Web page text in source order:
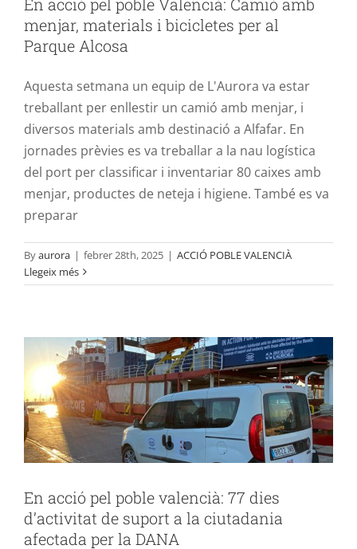
Contacte
En acció pel poble Valencià: Camió amb
menjar, materials i bicicletes per al
Parque Alcosa
Aquesta setmana un equip de L'Aurora va estar
treballant per enllestir un camió amb menjar, i
diversos materials amb destinació a Alfafar. En
jornades prèvies es va treballar a la nau logística
del port per classificar i inventariar 80 caixes amb
menjar, productes de neteja i higiene. També es va
preparar
Byaurora | febrer 28th, 2025 | ACCIÓ POBLE VALENCIÀ
Llegeix més
En acció pel poble valencià: 77 dies
d’activitat de suport a la ciutadania
En acció pel poble valencià: 77 dies
d’activitat de suport a la ciutadania
afectada per la DANA